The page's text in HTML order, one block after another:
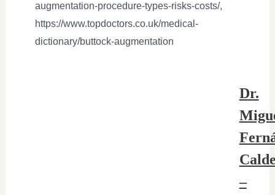
augmentation-procedure-types-risks-costs/,
https://www.topdoctors.co.uk/medical-
dictionary/buttock-augmentation
Dr.
–